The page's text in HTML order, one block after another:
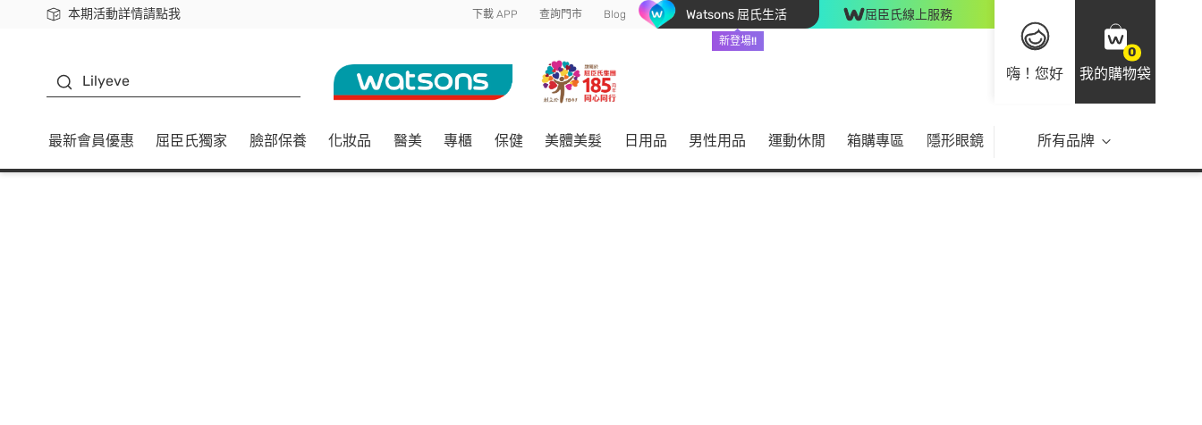
本期活動詳情請點我
下載app最高回饋$350 下載 APP 查詢門市 Blog Watsons 屈氏生活
新登場!!
屈臣氏線上服務
嗨！您好
0
我的購物袋
Lilyeve
最新會員優惠 屈臣氏獨家 臉部保養 化妝品 醫美 專櫃 保健 美體美髮 日用品 男性用品 運動休閒 箱購專區 隱形眼鏡 所有品牌